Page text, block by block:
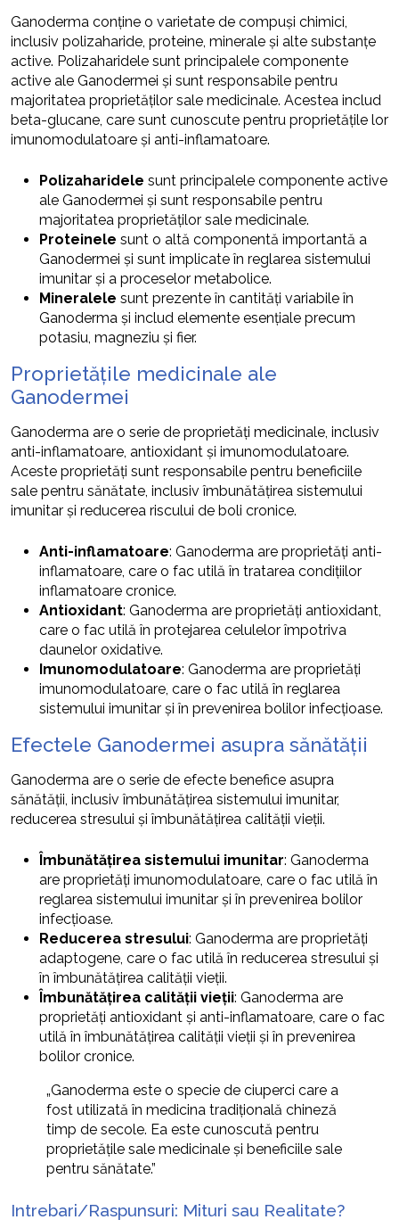
Ganoderma conține o varietate de compuși chimici,
inclusiv polizaharide, proteine, minerale și alte substanțe
active. Polizaharidele sunt principalele componente
active ale Ganodermei și sunt responsabile pentru
majoritatea proprietăților sale medicinale. Acestea includ
beta-glucane, care sunt cunoscute pentru proprietățile lor
imunomodulatoare și anti-inflamatoare.
Polizaharidele sunt principalele componente active
ale Ganodermei și sunt responsabile pentru
majoritatea proprietăților sale medicinale.
Proteinele sunt o altă componentă importantă a
Ganodermei și sunt implicate în reglarea sistemului
imunitar și a proceselor metabolice.
Mineralele sunt prezente în cantități variabile în
Ganoderma și includ elemente esențiale precum
potasiu, magneziu și fier.
Proprietățile medicinale ale
Ganodermei
Ganoderma are o serie de proprietăți medicinale, inclusiv
anti-inflamatoare, antioxidant și imunomodulatoare.
Aceste proprietăți sunt responsabile pentru beneficiile
sale pentru sănătate, inclusiv îmbunătățirea sistemului
imunitar și reducerea riscului de boli cronice.
Anti-inflamatoare: Ganoderma are proprietăți anti-
inflamatoare, care o fac utilă în tratarea condițiilor
inflamatoare cronice.
Antioxidant: Ganoderma are proprietăți antioxidant,
care o fac utilă în protejarea celulelor împotriva
daunelor oxidative.
Imunomodulatoare: Ganoderma are proprietăți
imunomodulatoare, care o fac utilă în reglarea
sistemului imunitar și în prevenirea bolilor infecțioase.
Efectele Ganodermei asupra sănătății
Ganoderma are o serie de efecte benefice asupra
sănătății, inclusiv îmbunătățirea sistemului imunitar,
reducerea stresului și îmbunătățirea calității vieții.
Îmbunătățirea sistemului imunitar: Ganoderma
are proprietăți imunomodulatoare, care o fac utilă în
reglarea sistemului imunitar și în prevenirea bolilor
infecțioase.
Reducerea stresului: Ganoderma are proprietăți
adaptogene, care o fac utilă în reducerea stresului și
în îmbunătățirea calității vieții.
Îmbunătățirea calității vieții: Ganoderma are
proprietăți antioxidant și anti-inflamatoare, care o fac
utilă în îmbunătățirea calității vieții și în prevenirea
bolilor cronice.
„Ganoderma este o specie de ciuperci care a
fost utilizată în medicina tradițională chineză
timp de secole. Ea este cunoscută pentru
proprietățile sale medicinale și beneficiile sale
pentru sănătate.”
Intrebari/Raspunsuri: Mituri sau Realitate?